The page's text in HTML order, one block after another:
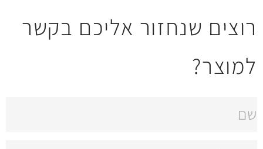
אליכם בקשר